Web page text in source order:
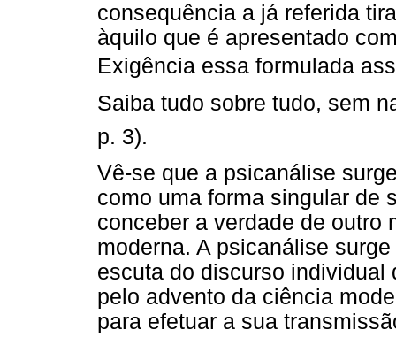
consequência a já referida
àquilo que é apresentado
Exigência essa formulada
Saiba tudo sobre tudo, sem
p. 3).
Vê-se que a psicanálise
como uma forma singular de
conceber a verdade de outro
moderna. A psicanálise
escuta do discurso individual
pelo advento da ciência
para efetuar a sua